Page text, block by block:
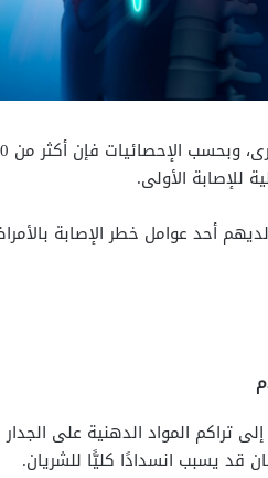
للإصابة الأولى.
أحد عوامل خطر الإصابة
تراكم المواد الدهنية على الجدار
قد يسبب انسدادًا كليًّا للشريان.